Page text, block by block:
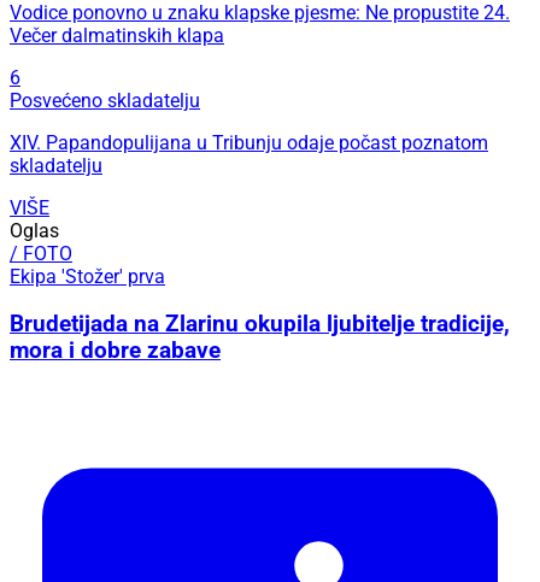
Vodice ponovno u znaku klapske pjesme: Ne propustite 24.
Večer dalmatinskih klapa
6
Posvećeno skladatelju
XIV. Papandopulijana u Tribunju odaje počast poznatom
skladatelju
VIŠE
Oglas
/ FOTO
Ekipa 'Stožer' prva
Brudetijada na Zlarinu okupila ljubitelje tradicije,
mora i dobre zabave